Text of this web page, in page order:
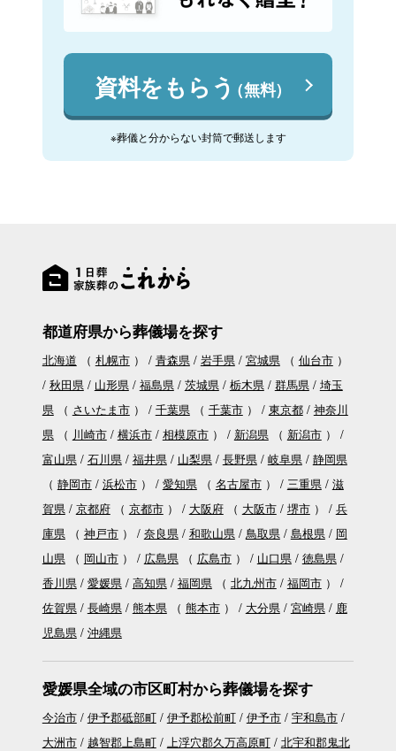
資料をもらう（無料）
※葬儀と分からない封筒で郵送します
都道府県から葬儀場を探す
北海道 （ 札幌市） 青森県 岩手県 宮城県（ 仙台市）
秋田県
山形県 福島県 茨城県 栃木県 群馬県
埼玉
県（ さいたま市） 千葉県（ 千葉市） 東京都
神奈川
県（ 川崎市 横浜市 相模原市） 新潟県（ 新潟市）
富山県
石川県 福井県 山梨県 長野県 岐阜県
静岡県
（ 静岡市 浜松市） 愛知県（ 名古屋市） 三重県
滋
賀県
京都府（ 京都市） 大阪府（ 大阪市 堺市）
兵
庫県（ 神戸市） 奈良県 和歌山県 鳥取県 島根県
岡
山県（ 岡山市） 広島県（ 広島市） 山口県
徳島県
香川県
愛媛県 高知県 福岡県（ 北九州市 福岡市）
佐賀県
長崎県 熊本県（ 熊本市） 大分県 宮崎県
鹿
児島県
沖縄県
愛媛県全域の市区町村から葬儀場を探す
今治市 伊予郡砥部町 伊予郡松前町 伊予市
宇和島市
大洲市
越智郡上島町 上浮穴郡久万高原町
北宇和郡鬼北